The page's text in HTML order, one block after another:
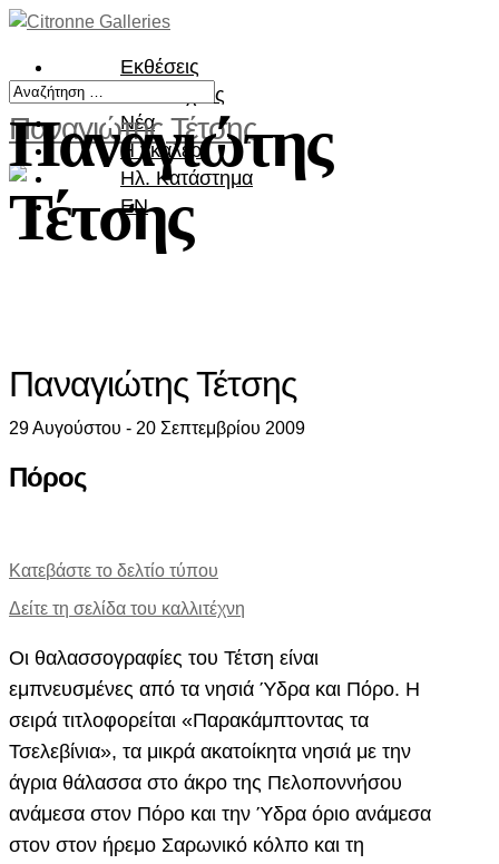
Εκθέσεις
Καλλιτέχνες
Νέα
Η γκαλερί
Ηλ. Κατάστημα
EN
Παναγιώτης Τέτσης
Παναγιώτης
Τέτσης
Παναγιώτης Τέτσης
29 Αυγούστου - 20 Σεπτεμβρίου 2009
Πόρος
Κατεβάστε το δελτίο τύπου
Δείτε τη σελίδα του καλλιτέχνη
Οι θαλασσογραφίες του Τέτση είναι
εμπνευσμένες από τα νησιά Ύδρα και Πόρο. Η
σειρά τιτλοφορείται «Παρακάμπτοντας τα
Τσελεβίνια», τα μικρά ακατοίκητα νησιά με την
άγρια θάλασσα στο άκρο της Πελοποννήσου
ανάμεσα στον Πόρο και την Ύδρα όριο ανάμεσα
στον στον ήρεμο Σαρωνικό κόλπο και τη